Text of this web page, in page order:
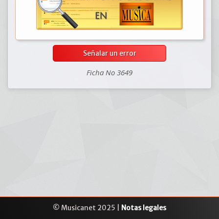
Señalar un error
Ficha No 3649
© Musicanet 2025 | Notas legales